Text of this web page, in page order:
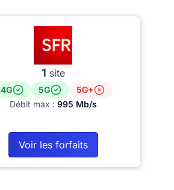
1 site
4G 5G
5G+
Débit max : 995 Mb/s
Voir les forfaits